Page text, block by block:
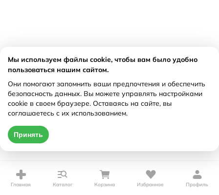
Главная Каталог Корзина Избранное Профиль
Мы используем файлы cookie, чтобы вам было удобно
пользоваться нашим сайтом.
Они помогают запомнить ваши предпочтения и обеспечить
безопасность данных. Вы можете управлять настройками
cookie в своем браузере. Оставаясь на сайте, вы
соглашаетесь с их использованием.
Принять